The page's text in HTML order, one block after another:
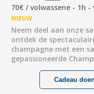
70€ / volwassene - 1h
NIEUW
Neem deel aan onze
ontdek de
champagne met een
gepassioneerde
Cadeau